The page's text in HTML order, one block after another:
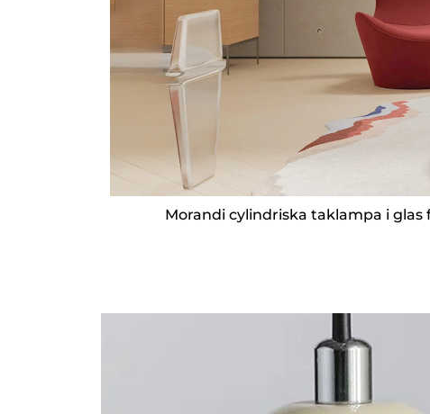
Morandi cylindriska taklampa i